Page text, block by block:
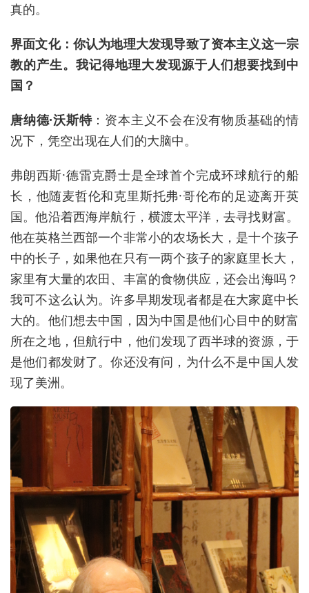
真的。
界面文化：你认为地理大发现导致了资本主义这一宗
教的产生。我记得地理大发现源于人们想要找到中
国？
唐纳德·沃斯特：资本主义不会在没有物质基础的情
况下，凭空出现在人们的大脑中。
弗朗西斯·德雷克爵士是全球首个完成环球航行的船
长，他随麦哲伦和克里斯托弗·哥伦布的足迹离开英
国。他沿着西海岸航行，横渡太平洋，去寻找财富。
他在英格兰西部一个非常小的农场长大，是十个孩子
中的长子，如果他在只有一两个孩子的家庭里长大，
家里有大量的农田、丰富的食物供应，还会出海吗？
我可不这么认为。许多早期发现者都是在大家庭中长
大的。他们想去中国，因为中国是他们心目中的财富
所在之地，但航行中，他们发现了西半球的资源，于
是他们都发财了。你还没有问，为什么不是中国人发
现了美洲。